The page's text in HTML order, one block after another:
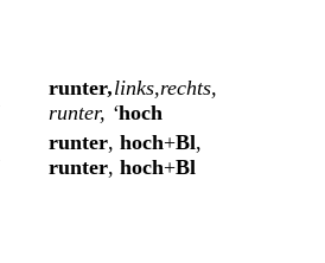
runter,links,rechts,
runter, ‘hoch
runter, hoch+Bl,
runter, hoch+Bl